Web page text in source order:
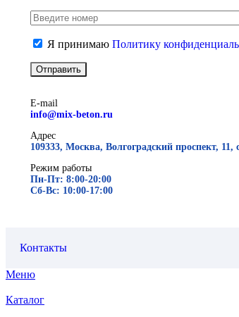
Я принимаю Политику
E-mail
info@mix-beton.ru
Адрес
109333, Москва, Волгоградский проспект, 11,
Режим работы
Пн-Пт: 8:00-20:00
Сб-Вс: 10:00-17:00
Контакты
Меню
Каталог